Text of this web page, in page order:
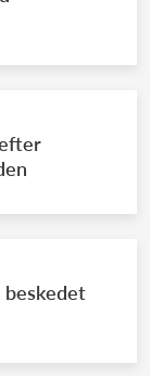
beskedet